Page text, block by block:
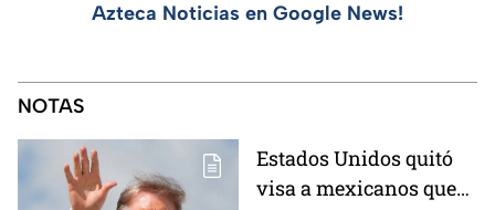
Azteca Noticias en Google News!
NOTAS
Estados Unidos quitó
visa a mexicanos que